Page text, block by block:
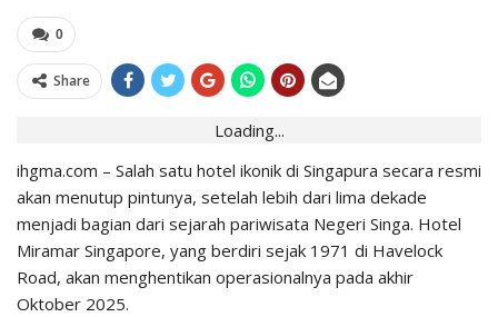
0
Share
Loading...
ihgma.com – Salah satu hotel ikonik di Singapura secara resmi
akan menutup pintunya, setelah lebih dari lima dekade
menjadi bagian dari sejarah pariwisata Negeri Singa. Hotel
Miramar Singapore, yang berdiri sejak 1971 di Havelock
Road, akan menghentikan operasionalnya pada akhir
Oktober 2025.